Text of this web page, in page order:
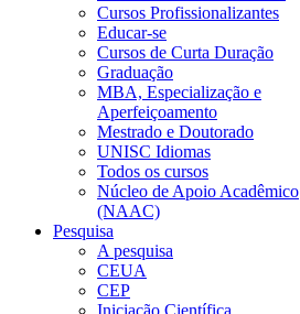
Cursos Profissionalizantes
Educar-se
Cursos de Curta Duração
Graduação
MBA, Especialização e
Aperfeiçoamento
Mestrado e Doutorado
UNISC Idiomas
Todos os cursos
Núcleo de Apoio Acadêmico
(NAAC)
Pesquisa
A pesquisa
CEUA
CEP
Iniciação Científica